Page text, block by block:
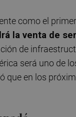
como el
la venta de
de
será uno de
que en los